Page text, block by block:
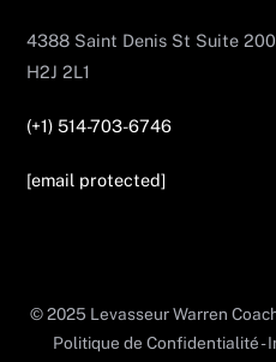
4388 Saint Denis St Suite
H2J 2L1
(+1) 514-703-6746
[email protected]
© 2025 Levasseur Warren
Politique de Confidentialité -